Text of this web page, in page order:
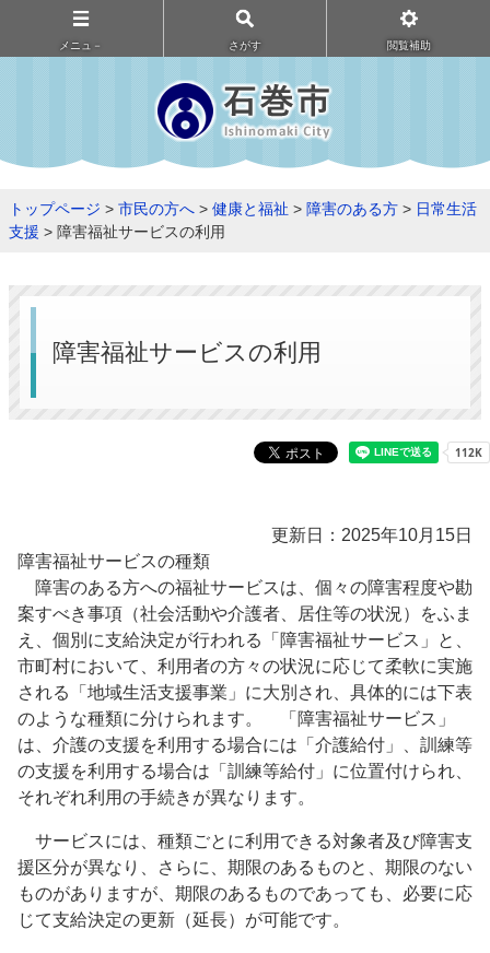
メニュ－ さがす 閲覧補助
トップページ > 市民の方へ > 健康と福祉 > 障害のある方 > 日常生活
支援 > 障害福祉サービスの利用
障害福祉サービスの利用
更新日：2025年10月15日
障害福祉サービスの種類
障害のある方への福祉サービスは、個々の障害程度や勘
案すべき事項（社会活動や介護者、居住等の状況）をふま
え、個別に支給決定が行われる「障害福祉サービス」と、
市町村において、利用者の方々の状況に応じて柔軟に実施
される「地域生活支援事業」に大別され、具体的には下表
のような種類に分けられます。 「障害福祉サービス」
は、介護の支援を利用する場合には「介護給付」、訓練等
の支援を利用する場合は「訓練等給付」に位置付けられ、
それぞれ利用の手続きが異なります。
サービスには、種類ごとに利用できる対象者及び障害支
援区分が異なり、さらに、期限のあるものと、期限のない
ものがありますが、期限のあるものであっても、必要に応
じて支給決定の更新（延長）が可能です。